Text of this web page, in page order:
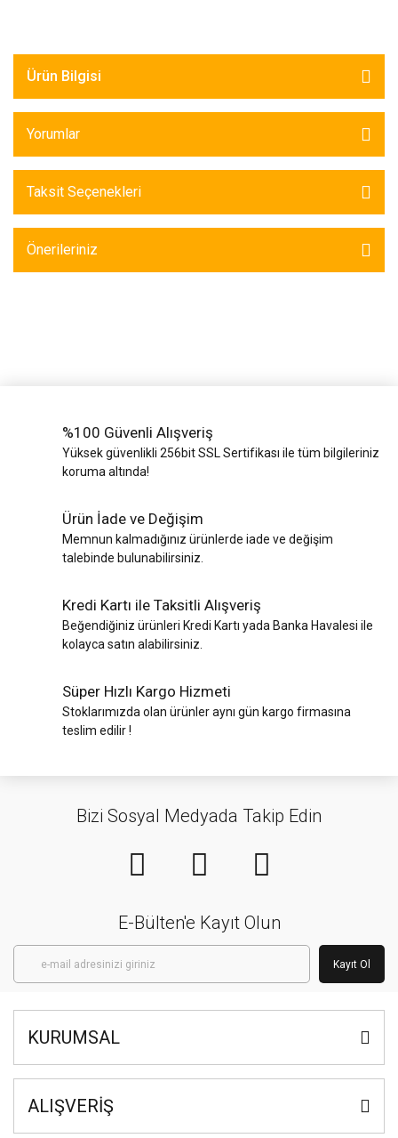
Ürün Bilgisi
Yorumlar
Taksit Seçenekleri
Önerileriniz
%100 Güvenli Alışveriş
Yüksek güvenlikli 256bit SSL Sertifikası ile tüm bilgileriniz
koruma altında!
Ürün İade ve Değişim
Memnun kalmadığınız ürünlerde iade ve değişim
talebinde bulunabilirsiniz.
Kredi Kartı ile Taksitli Alışveriş
Beğendiğiniz ürünleri Kredi Kartı yada Banka Havalesi ile
kolayca satın alabilirsiniz.
Süper Hızlı Kargo Hizmeti
Stoklarımızda olan ürünler aynı gün kargo firmasına
teslim edilir !
Bizi Sosyal Medyada Takip Edin
E-Bülten'e Kayıt Olun
Kayıt Ol
KURUMSAL
ALIŞVERİŞ